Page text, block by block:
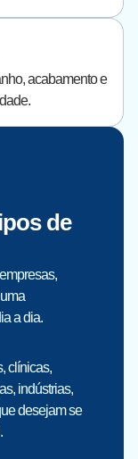
acabamento e
de
a dia.
clínicas,
indústrias,
desejam se